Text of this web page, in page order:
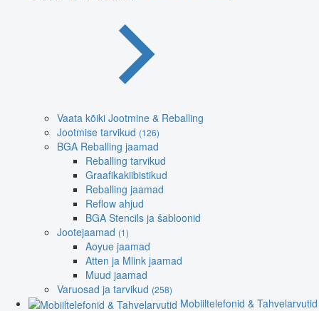
Vaata kõiki Jootmine & Reballing
Jootmise tarvikud (126)
BGA Reballing jaamad
Reballing tarvikud
Graafikakiibistikud
Reballing jaamad
Reflow ahjud
BGA Stencils ja šabloonid
Jootejaamad (1)
Aoyue jaamad
Atten ja Mlink jaamad
Muud jaamad
Varuosad ja tarvikud (258)
Mobiiltelefonid & Tahvelarvutid